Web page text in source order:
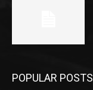
POPULAR POSTS